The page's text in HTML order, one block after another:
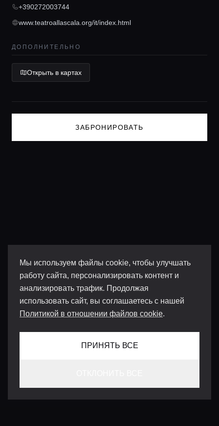
Мы используем файлы cookie, чтобы улучшать
работу сайта, персонализировать контент и
анализировать трафик. Продолжая
использовать сайт, вы соглашаетесь с нашей
Политикой в отношении файлов cookie.
ПРИНЯТЬ ВСЕ
Консьерж сервис
Lifestyle журнал
+390272003744
www.teatroallascala.org/it/index.html
ДОПОЛНИТЕЛЬНО
Открыть в картах
ЗАБРОНИРОВАТЬ